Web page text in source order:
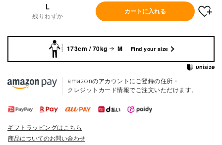
L
残りわずか
カートに入れる
173cm / 70kg M Find your size
amazonのアカウントにご登録の住所・
クレジットカード情報でご注文いただけます。
ギフトラッピングはこちら
商品についてのお問い合わせ